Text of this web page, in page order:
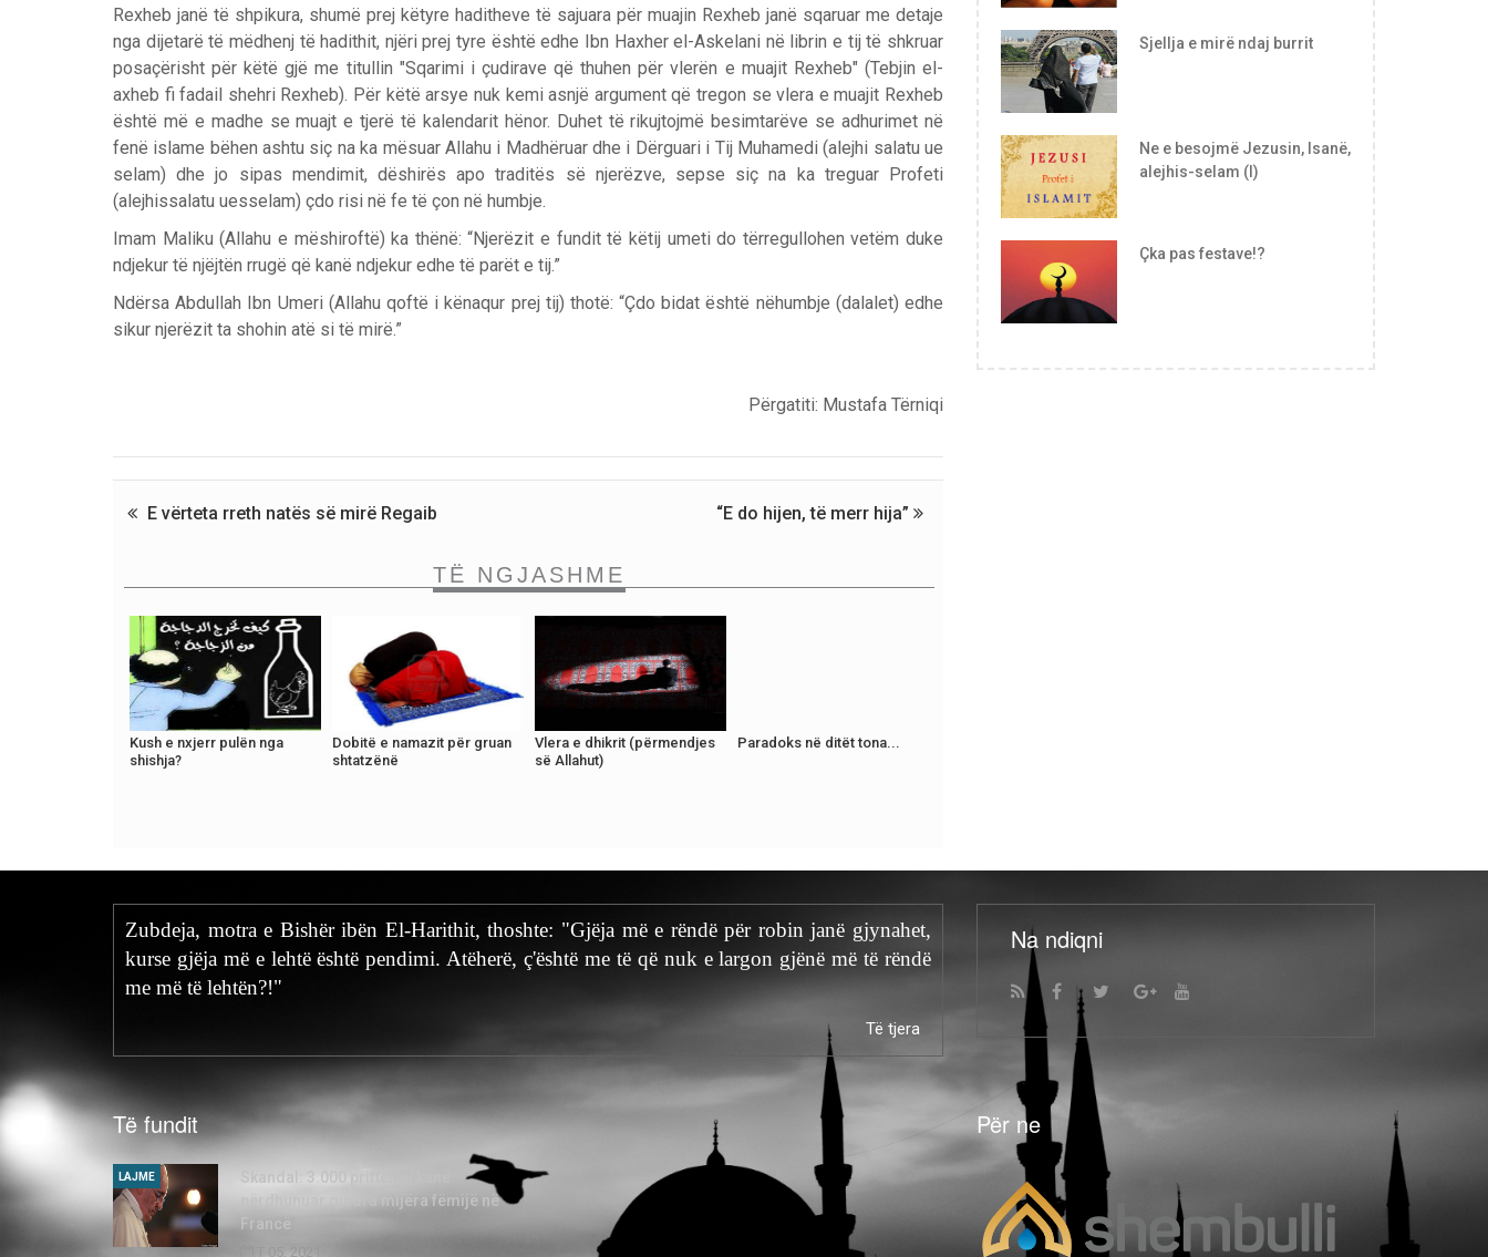
Rexheb janë të shpikura, shumë prej këtyre haditheve të sajuara për muajin Rexheb janë sqaruar me detaje
nga dijetarë të mëdhenj të hadithit, njëri prej tyre është edhe Ibn Haxher el-Askelani në librin e tij të shkruar
posaçërisht për këtë gjë me titullin "Sqarimi i çudirave që thuhen për vlerën e muajit Rexheb" (Tebjin el-
axheb fi fadail shehri Rexheb). Për këtë arsye nuk kemi asnjë argument që tregon se vlera e muajit Rexheb
është më e madhe se muajt e tjerë të kalendarit hënor. Duhet të rikujtojmë besimtarëve se adhurimet në
fenë islame bëhen ashtu siç na ka mësuar Allahu i Madhëruar dhe i Dërguari i Tij Muhamedi (alejhi salatu ue
selam) dhe jo sipas mendimit, dëshirës apo traditës së njerëzve, sepse siç na ka treguar Profeti
(alejhissalatu uesselam) çdo risi në fe të çon në humbje.
Imam Maliku (Allahu e mëshiroftë) ka thënë: “Njerëzit e fundit të këtij umeti do tërregullohen vetëm duke
ndjekur të njëjtën rrugë që kanë ndjekur edhe të parët e tij.”
Ndërsa Abdullah Ibn Umeri (Allahu qoftë i kënaqur prej tij) thotë: “Çdo bidat është nëhumbje (dalalet) edhe
sikur njerëzit ta shohin atë si të mirë.”
Përgatiti: Mustafa Tërniqi
E vërteta rreth natës së mirë Regaib “E do hijen, të merr hija”
TË NGJASHME
Kush e nxjerr pulën nga
shishja?
Dobitë e namazit për gruan
shtatzënë
Vlera e dhikrit (përmendjes
së Allahut)
Paradoks në ditët tona...
Sjellja e mirë ndaj burrit
Ne e besojmë Jezusin, Isanë,
alejhis-selam (I)
Çka pas festave!?
Zubdeja, motra e Bishër ibën El-Harithit, thoshte: "Gjëja më e rëndë për robin janë gjynahet,
kurse gjëja më e lehtë është pendimi. Atëherë, ç'është me të që nuk e largon gjënë më të rëndë
me më të lehtën?!"
Të tjera
Na ndiqni
Të fundit
Skandal: 3.000 priftërinj kanë
përdhunuar qindra mijëra fëmijë në
Francë
T 05, 2021
LAJME
Për ne